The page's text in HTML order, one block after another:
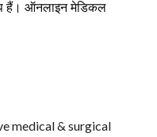
हैं। ऑनलाइन मेडिकल
medical & surgical